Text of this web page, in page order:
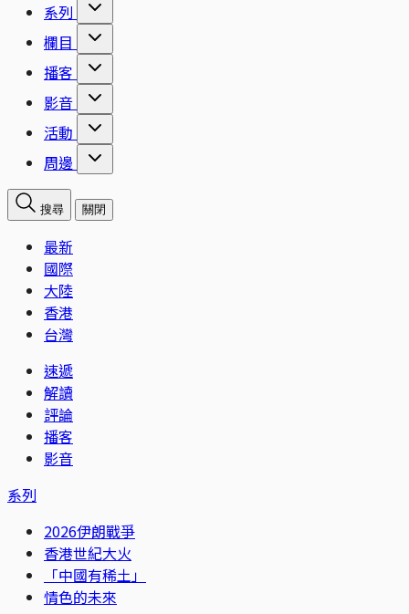
系列
欄目
播客
影音
活動
周邊
搜尋 關閉
最新
國際
大陸
香港
台灣
速遞
解讀
評論
播客
影音
系列
2026伊朗戰爭
香港世紀大火
「中國有稀土」
情色的未來